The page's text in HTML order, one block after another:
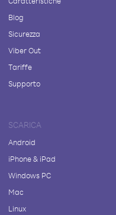
Blog
Sicurezza
Viber Out
Tariffe
Supporto
SCARICA
Android
iPhone & iPad
Windows PC
Mac
Linux